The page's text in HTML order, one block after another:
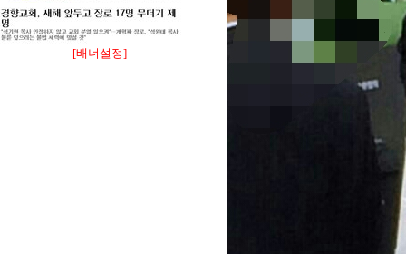
[배너설정]